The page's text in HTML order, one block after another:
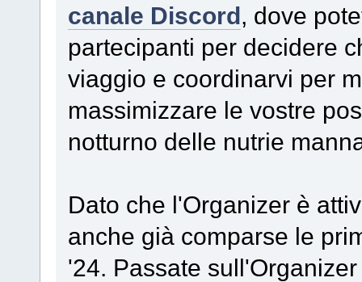
canale Discord, dove
partecipanti per decidere
viaggio e coordinarvi per
massimizzare le vostre
notturno delle nutrie
Dato che l'Organizer è
anche già comparse le
'24. Passate